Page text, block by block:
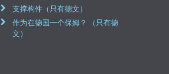
支撑构件（只有德文）
作为在德国一个保姆？ （只有德
文）